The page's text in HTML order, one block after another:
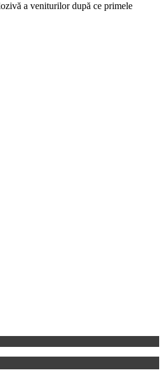
a veniturilor după ce primele